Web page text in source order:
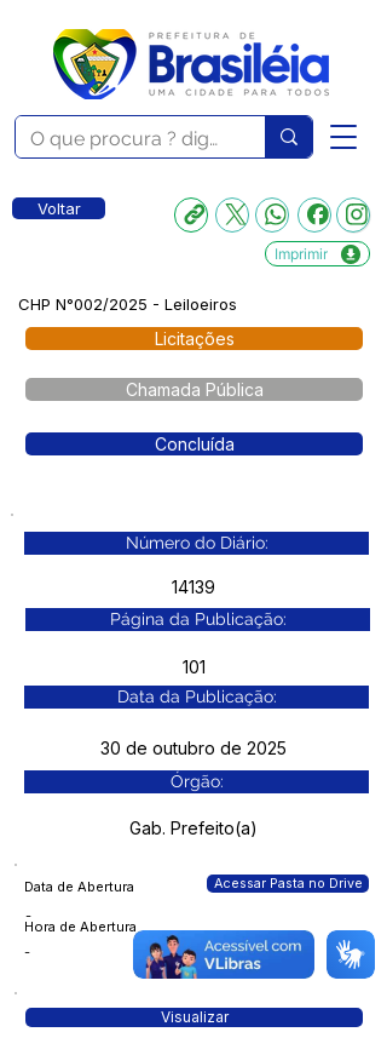
Voltar
Imprimir
CHP N°002/2025 - Leiloeiros
Licitações
Chamada Pública
Concluída
Número do Diário:
14139
Página da Publicação:
101
Data da Publicação:
30 de outubro de 2025
Órgão:
Gab. Prefeito(a)
Data de Abertura
-
Hora de Abertura
-
Acessar Pasta no Drive
Visualizar